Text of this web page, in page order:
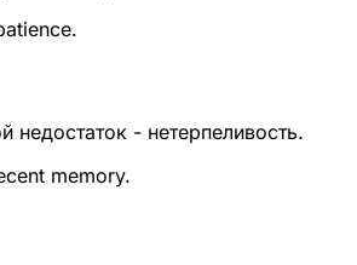
- нетерпеливость.
memory.